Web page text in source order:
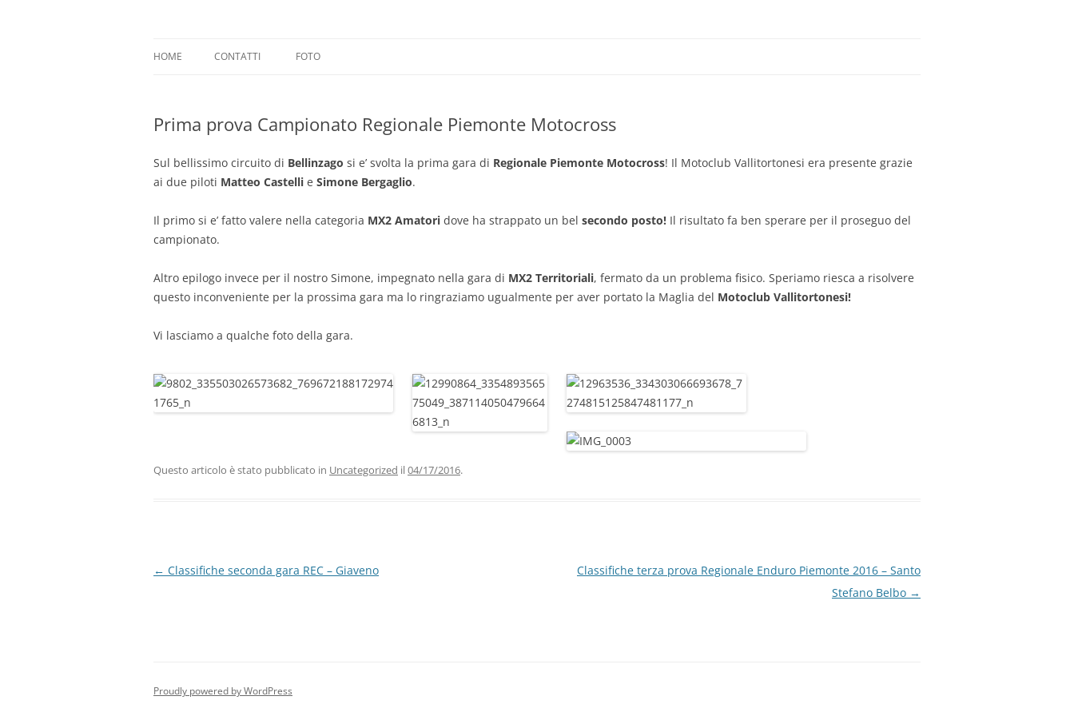
HOME CONTATTI FOTO
Prima prova Campionato Regionale Piemonte Motocross
Sul bellissimo circuito di Bellinzago si e’ svolta la prima gara di Regionale Piemonte Motocross! Il Motoclub Vallitortonesi era presente grazie
ai due piloti Matteo Castelli e Simone Bergaglio.
Il primo si e’ fatto valere nella categoria MX2 Amatori dove ha strappato un bel secondo posto! Il risultato fa ben sperare per il proseguo del
campionato.
Altro epilogo invece per il nostro Simone, impegnato nella gara di MX2 Territoriali, fermato da un problema fisico. Speriamo riesca a risolvere
questo inconveniente per la prossima gara ma lo ringraziamo ugualmente per aver portato la Maglia del Motoclub Vallitortonesi!
Vi lasciamo a qualche foto della gara.
Questo articolo è stato pubblicato in Uncategorized il04/17/2016.
Navigazione
← Classifiche seconda gara REC – Giaveno
Classifiche terza prova Regionale Enduro Piemonte 2016 – Santo
Stefano Belbo →
Proudly powered by WordPress